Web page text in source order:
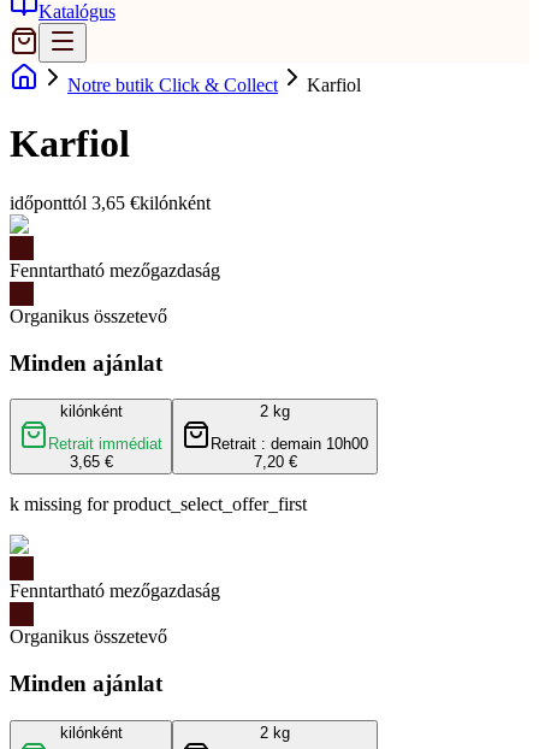
Katalógus
Notre butik Click & Collect Karfiol
Karfiol
időponttól 3,65 €kilónként
Fenntartható mezőgazdaság
Organikus összetevő
Minden ajánlat
kilónként
Retrait immédiat
3,65 €
2 kg
Retrait : demain 10h00
7,20 €
k missing for product_select_offer_first
Fenntartható mezőgazdaság
Organikus összetevő
Minden ajánlat
kilónként
2 kg